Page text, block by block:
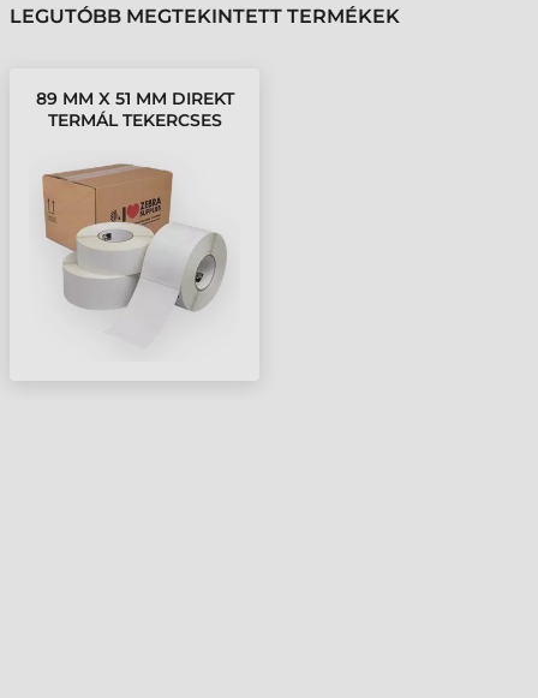
LEGUTÓBB MEGTEKINTETT TERMÉKEK
89 MM X 51 MM DIREKT
TERMÁL TEKERCSES
1410 CÍMKE/TEKERCS )